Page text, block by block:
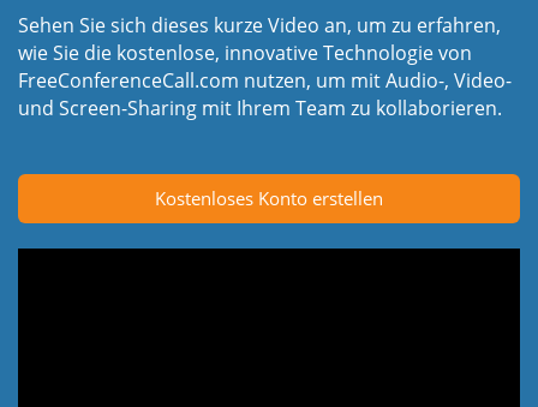
Sehen Sie sich dieses kurze Video an, um zu erfahren,
wie Sie die kostenlose, innovative Technologie von
FreeConferenceCall.com nutzen, um mit Audio-, Video-
und Screen-Sharing mit Ihrem Team zu kollaborieren.
Kostenloses Konto erstellen